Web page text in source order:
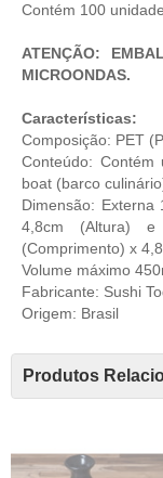
Contém 100
ATENÇÃO:
MICROONDAS.
Características:
Composição: PET
Conteúdo:
boat (barco
Dimensão: Externa
4,8cm
(Comprimento) x
Volume máximo
Fabricante: Sushi
Origem: Brasil
Produtos